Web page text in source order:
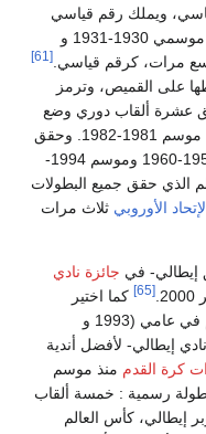
ويملك رقم قياسي
لتحقيقه للدوري خمسة مرات متتالية (بين موسمي 1930-1931 و
كرقم قياسي.
القميص، وترمز
ألقاب دوري وضع
الأولى في موسم 1957-1958 والثانية في موسم 1981-1982. وحقق
أيضا ثنائية الدوري والكأس في موسمي 1959-1960 وموسم 1994-
حقق جميع البطولات
ثلاث مرات
فيجائزة نادي
[65]
كما اختير
اليوفنتوس مرتين كأفضل النادي في العالم في عامي (1993 و
لأفضل أندية
القدم منذ موسم
رسمية : خمسة ألقاب
كأس العالم